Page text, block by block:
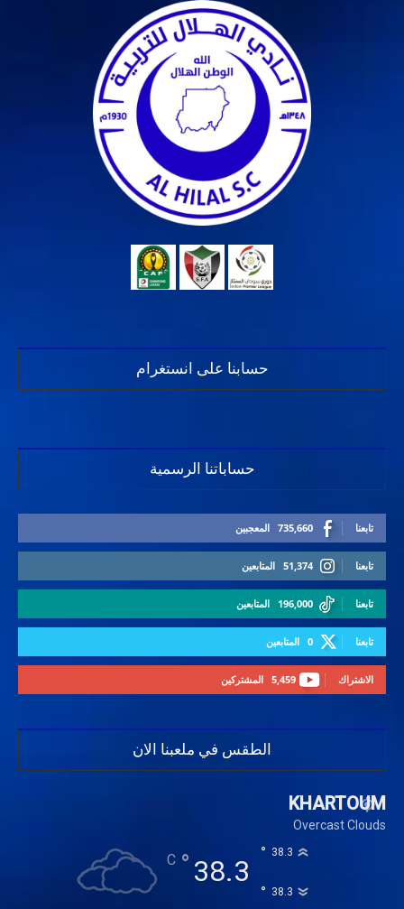
حسابنا على انستغرام
حساباتنا الرسمية
735,660 المعجبين تابعنا
51,374 المتابعين تابعنا
196,000 المتابعين تابعنا
0 المتابعين تابعنا
5,459 المشتركين الاشتراك
الطقس في ملعبنا الان
KHARTOUM
Overcast Clouds
38.3
°
C 38.3
°
38.3
°